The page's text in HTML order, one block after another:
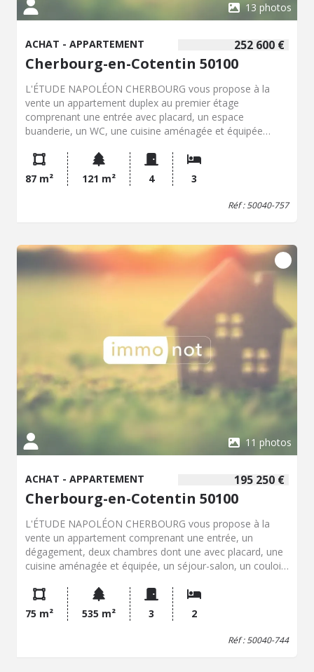
13 photos
252 600 €
ACHAT - APPARTEMENT
Cherbourg-en-Cotentin 50100
L'ÉTUDE NAPOLÉON CHERBOURG vous propose à la
vente un appartement duplex au premier étage
comprenant une entrée avec placard, un espace
buanderie, un WC, une cuisine aménagée et équipée
desservant trois chambres, une salle d'eau et un WC. Une
cave. Charges annuelles 940,60 euros. Bien vendu soumis
au statut de la copropriété. La copropriété comprend 7
lots, partie de bâtiment comportant obligatoirement une
copropriété.
87 m² 121 m² 4 3
Réf : 50040-757
11 photos
195 250 €
ACHAT - APPARTEMENT
Cherbourg-en-Cotentin 50100
L'ÉTUDE NAPOLÉON CHERBOURG vous propose à la
vente un appartement comprenant une entrée, un
dégagement, deux chambres dont une avec placard, une
cuisine aménagée et équipée, un séjour-salon, un couloir
deuxième entrée de par les communs avec un espace
buanderie. Nombre de lots 31 dont 21 à usage
d'habitation. Les charges mensuelles sont de 160 euros
par mois comprenant les frais de gestion par le syndic,
75 m² 535 m² 3 2
Réf : 50040-744